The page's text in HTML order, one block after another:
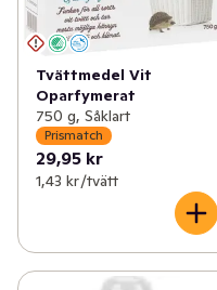
Tvättmedel Vit
Oparfymerat
750 g, Såklart
Prismatch
29,95 kr
1,43 kr /tvätt